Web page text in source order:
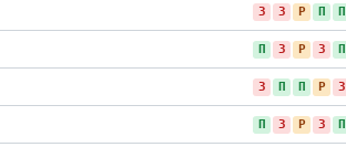
З З Р П П
П З Р З П
З П П Р З
П З Р З П